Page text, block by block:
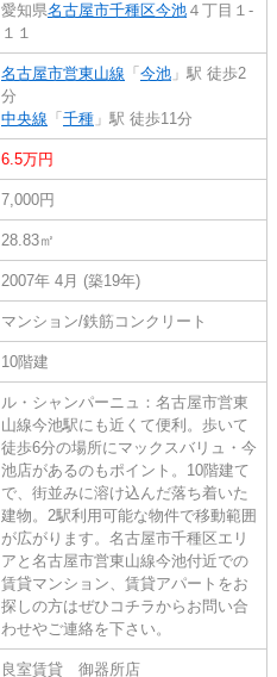
愛知県名古屋市千種区今池 ４丁目１-
１１
名古屋市営東山線 「 今池 」駅 徒歩2
分
中央線 「 千種 」駅 徒歩11分
6.5万円
7,000円
28.83㎡
2007年 4月 (築19年)
マンション/鉄筋コンクリート
10階建
ル・シャンパーニュ：名古屋市営東
山線今池駅にも近くて便利。歩いて
徒歩6分の場所にマックスバリュ・今
池店があるのもポイント。10階建て
で、街並みに溶け込んだ落ち着いた
建物。2駅利用可能な物件で移動範囲
が広がります。名古屋市千種区エリ
アと名古屋市営東山線今池付近での
賃貸マンション、賃貸アパートをお
探しの方はぜひコチラからお問い合
わせやご連絡を下さい。
良室賃貸 御器所店